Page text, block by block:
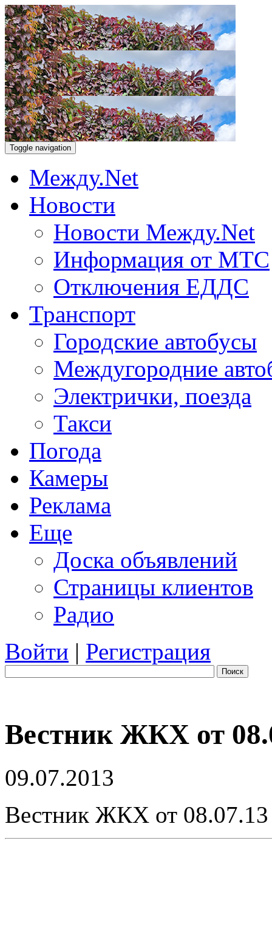
Toggle navigation
Между.Net
Новости
Новости Между.Net
Информация от МТС
Отключения ЕДДС
Транспорт
Городские автобусы
Междугородние
Электрички, поезда
Такси
Погода
Камеры
Реклама
Еще
Доска объявлений
Страницы клиентов
Радио
Войти | Регистрация
Поиск
Вестник ЖКХ от
09.07.2013
Вестник ЖКХ от 08.07.13